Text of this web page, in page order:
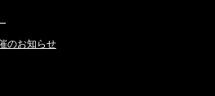
のお知らせ